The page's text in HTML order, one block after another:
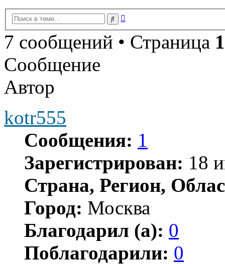
Поиск
7 сообщений • Страница 1
Сообщение
Автор
kotr555
Сообщения: 1
Зарегистрирован: 18
Страна, Регион,
Город: Москва
Благодарил (а): 0
Поблагодарили: 0